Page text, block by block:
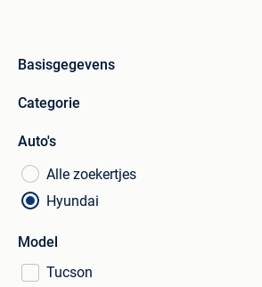
Basisgegevens
Categorie
Auto's
Alle zoekertjes
Hyundai
Model
Tucson